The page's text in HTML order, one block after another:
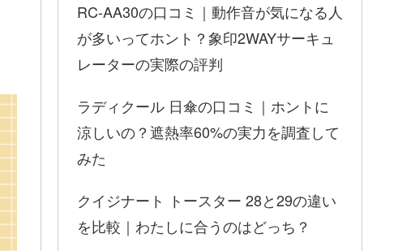
RC-AA30の口コミ｜動作音が気になる人
が多いってホント？象印2WAYサーキュ
レーターの実際の評判
ラディクール 日傘の口コミ｜ホントに
涼しいの？遮熱率60%の実力を調査して
みた
クイジナート トースター 28と29の違い
を比較｜わたしに合うのはどっち？